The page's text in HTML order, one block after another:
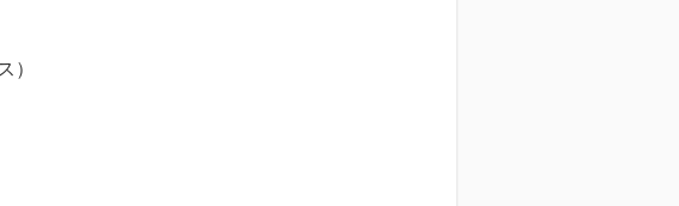
）